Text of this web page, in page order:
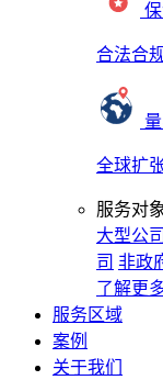
合法合
全球扩
服务对象
大型公司
司 非政
了解更
服务区域
案例
关于我们